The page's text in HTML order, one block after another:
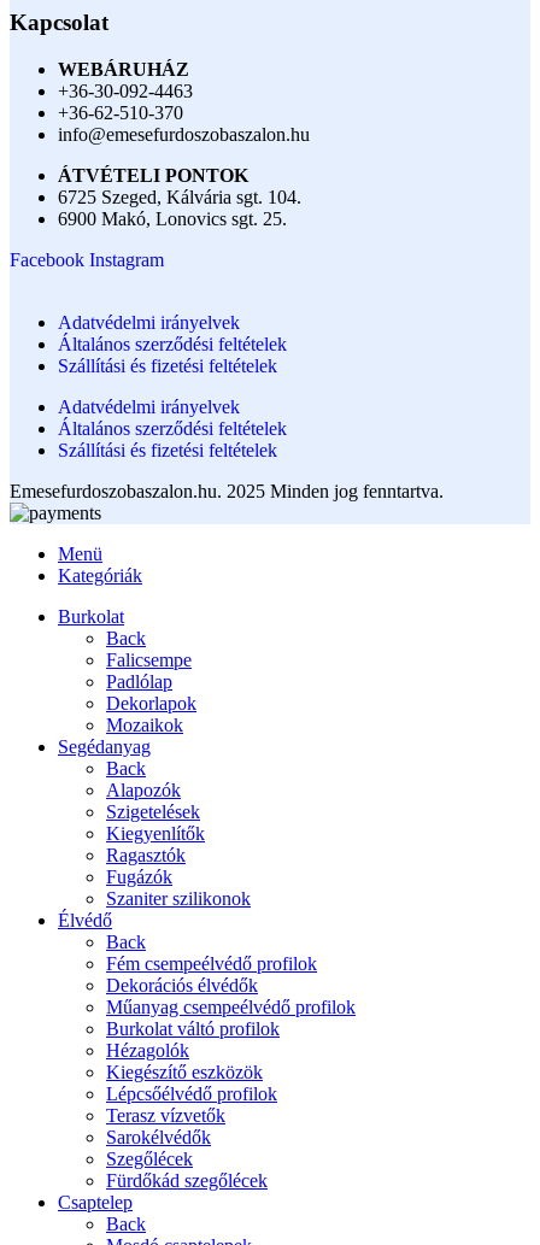
Kapcsolat
WEBÁRUHÁZ
+36-30-092-4463
+36-62-510-370
info@emesefurdoszobaszalon.hu
ÁTVÉTELI PONTOK
6725 Szeged, Kálvária sgt. 104.​
6900 Makó, Lonovics sgt. 25.
Facebook Instagram
Adatvédelmi irányelvek
Általános szerződési feltételek
Szállítási és fizetési feltételek
Adatvédelmi irányelvek
Általános szerződési feltételek
Szállítási és fizetési feltételek
Emesefurdoszobaszalon.hu. 2025 Minden jog fenntartva.
Menü
Kategóriák
Burkolat
Back
Falicsempe
Padlólap
Dekorlapok
Mozaikok
Segédanyag
Back
Alapozók
Szigetelések
Kiegyenlítők
Ragasztók
Fugázók
Szaniter szilikonok
Élvédő
Back
Fém csempeélvédő profilok
Dekorációs élvédők
Műanyag csempeélvédő profilok
Burkolat váltó profilok
Hézagolók
Kiegészítő eszközök
Lépcsőélvédő profilok
Terasz vízvetők
Sarokélvédők
Szegőlécek
Fürdőkád szegőlécek
Csaptelep
Back